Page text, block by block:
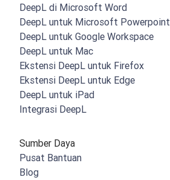
DeepL di Microsoft Word
DeepL untuk Microsoft Powerpoint
DeepL untuk Google Workspace
DeepL untuk Mac
Ekstensi DeepL untuk Firefox
Ekstensi DeepL untuk Edge
DeepL untuk iPad
Integrasi DeepL
Sumber Daya
Pusat Bantuan
Blog